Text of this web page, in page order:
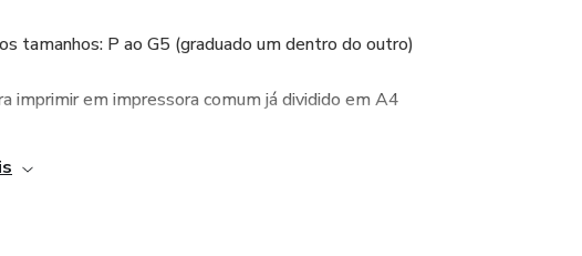
tamanhos: P ao G5 (graduado um dentro do outro)
imprimir em impressora comum já dividido em A4
PDF em formato Plotter e A4